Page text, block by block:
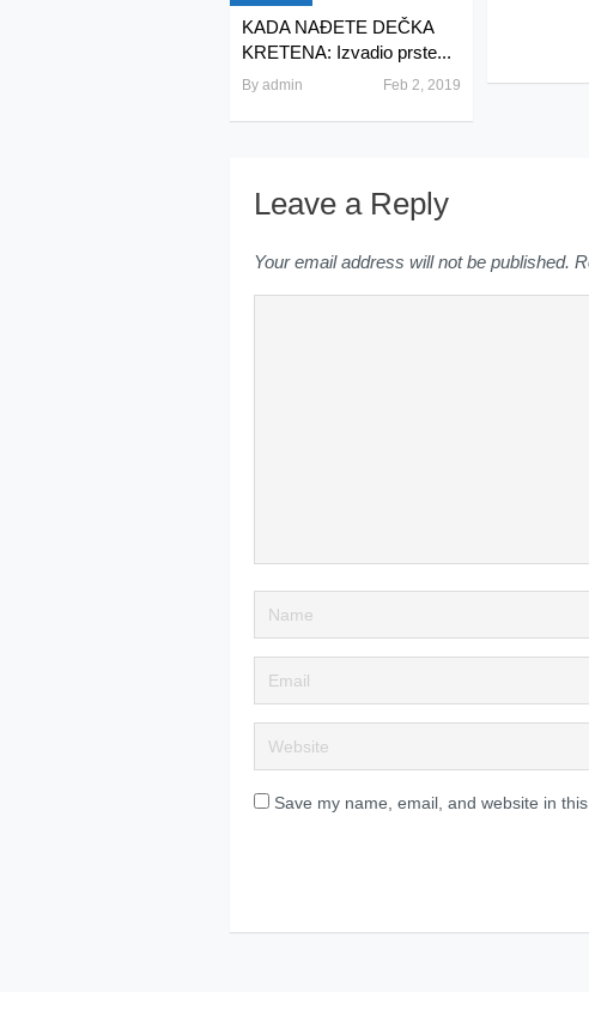
KADA NAĐETE DEČKA
KRETENA: Izvadio prste...
By admin Feb 2, 2019
Leave a Reply
Your email address will not be published.
Save my name, email, and website in